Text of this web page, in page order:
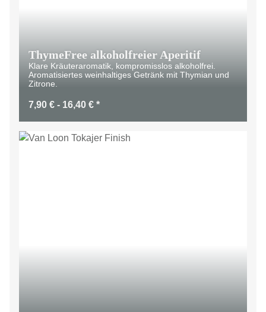
ThymeFree alkoholfreier Aperitif
Klare Kräuteraromatik, kompromisslos alkoholfrei.
Aromatisiertes weinhaltiges Getränk mit Thymian und
Zitrone.
7,90 € - 16,40 € *